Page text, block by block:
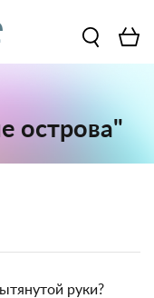
острова"
руки?